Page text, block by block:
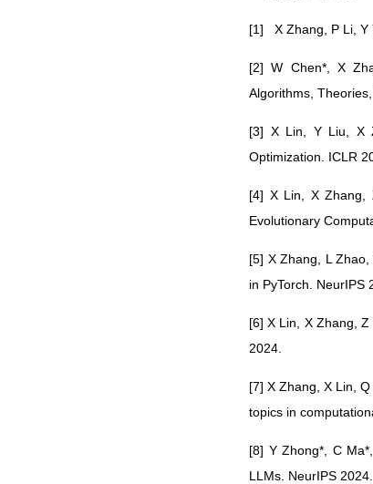
[1] X Zhang, P Li, Y
[2] W Chen*, X
Algorithms,
[3] X Lin, Y Liu, X
Optimization. ICLR
[4] X Lin, X Zhang,
Evolutionary
[5] X Zhang, L
in PyTorch. NeurIPS
[6] X Lin, X Zhang,
2024.
[7] X Zhang, X Lin,
topics in
[8] Y Zhong*, C
LLMs. NeurIPS 2024.